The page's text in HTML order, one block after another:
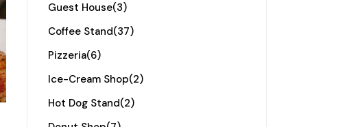
Guest House(3)
Coffee Stand(37)
Pizzeria(6)
Ice-Cream Shop(2)
Hot Dog Stand(2)